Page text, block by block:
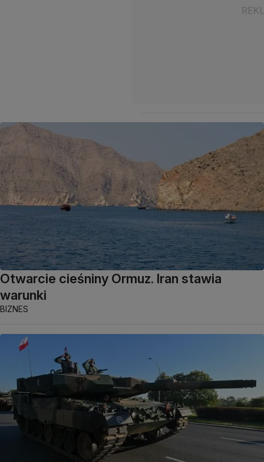
Otwarcie cieśniny Ormuz. Iran stawia
warunki
BIZNES